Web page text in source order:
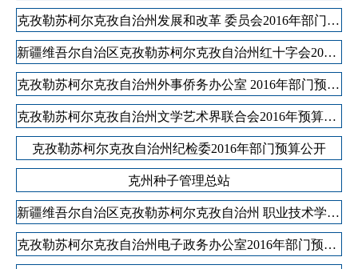
克孜勒苏柯尔克孜自治州发展和改革 委员会2016年部门预算公开
新疆维吾尔自治区克孜勒苏柯尔克孜自治州红十字会2016年部门预算公开
克孜勒苏柯尔克孜自治州外事侨务办公室 2016年部门预算公开
克孜勒苏柯尔克孜自治州文学艺术界联合会2016年预算公开说明
克孜勒苏柯尔克孜自治州纪检委2016年部门预算公开
克州种子管理总站
新疆维吾尔自治区克孜勒苏柯尔克孜自治州 职业技术学校2016年部门预算公开
克孜勒苏柯尔克孜自治州电子政务办公室2016年部门预算公开